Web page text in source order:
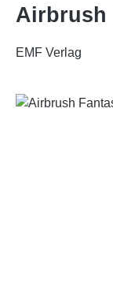
Airbrush
EMF Verlag
Bildergalerie